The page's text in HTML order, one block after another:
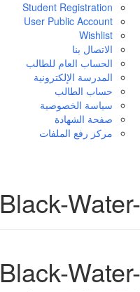
Student Registration
User Public Account
Wishlist
الاتصال بنا
الحساب العام للطالب
المدرسة الإلكترونية
حساب الطالب
سياسة الخصوصية
صفحة الشهادة
مركز رفع الملفات
Black-
Black-